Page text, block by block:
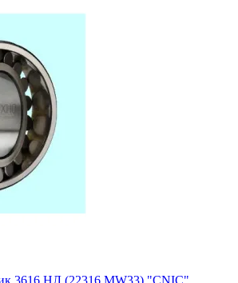
3616 НЛ (22316 MW33) "CNIC"